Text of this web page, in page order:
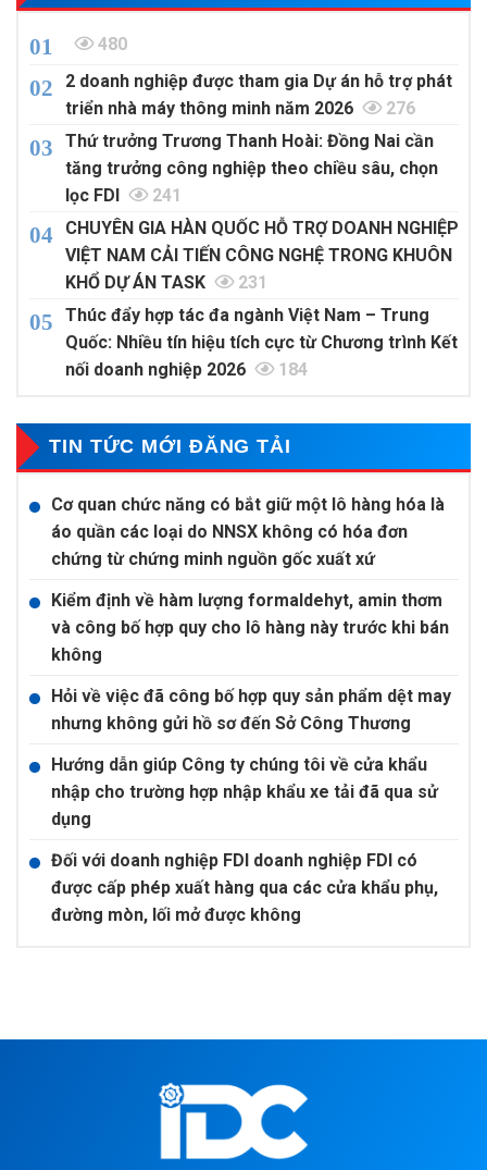
480
2 doanh nghiệp được tham gia Dự án hỗ trợ phát
triển nhà máy thông minh năm 2026
276
Thứ trưởng Trương Thanh Hoài: Đồng Nai cần
tăng trưởng công nghiệp theo chiều sâu, chọn
lọc FDI
241
CHUYÊN GIA HÀN QUỐC HỖ TRỢ DOANH NGHIỆP
VIỆT NAM CẢI TIẾN CÔNG NGHỆ TRONG KHUÔN
KHỔ DỰ ÁN TASK
231
Thúc đẩy hợp tác đa ngành Việt Nam – Trung
Quốc: Nhiều tín hiệu tích cực từ Chương trình Kết
nối doanh nghiệp 2026
184
TIN TỨC MỚI ĐĂNG TẢI
Cơ quan chức năng có bắt giữ một lô hàng hóa là
áo quần các loại do NNSX không có hóa đơn
chứng từ chứng minh nguồn gốc xuất xứ
Kiểm định về hàm lượng formaldehyt, amin thơm
và công bố hợp quy cho lô hàng này trước khi bán
không
Hỏi về việc đã công bố hợp quy sản phẩm dệt may
nhưng không gửi hồ sơ đến Sở Công Thương
Hướng dẫn giúp Công ty chúng tôi về cửa khẩu
nhập cho trường hợp nhập khẩu xe tải đã qua sử
dụng
Đối với doanh nghiệp FDI doanh nghiệp FDI có
được cấp phép xuất hàng qua các cửa khẩu phụ,
đường mòn, lối mở được không